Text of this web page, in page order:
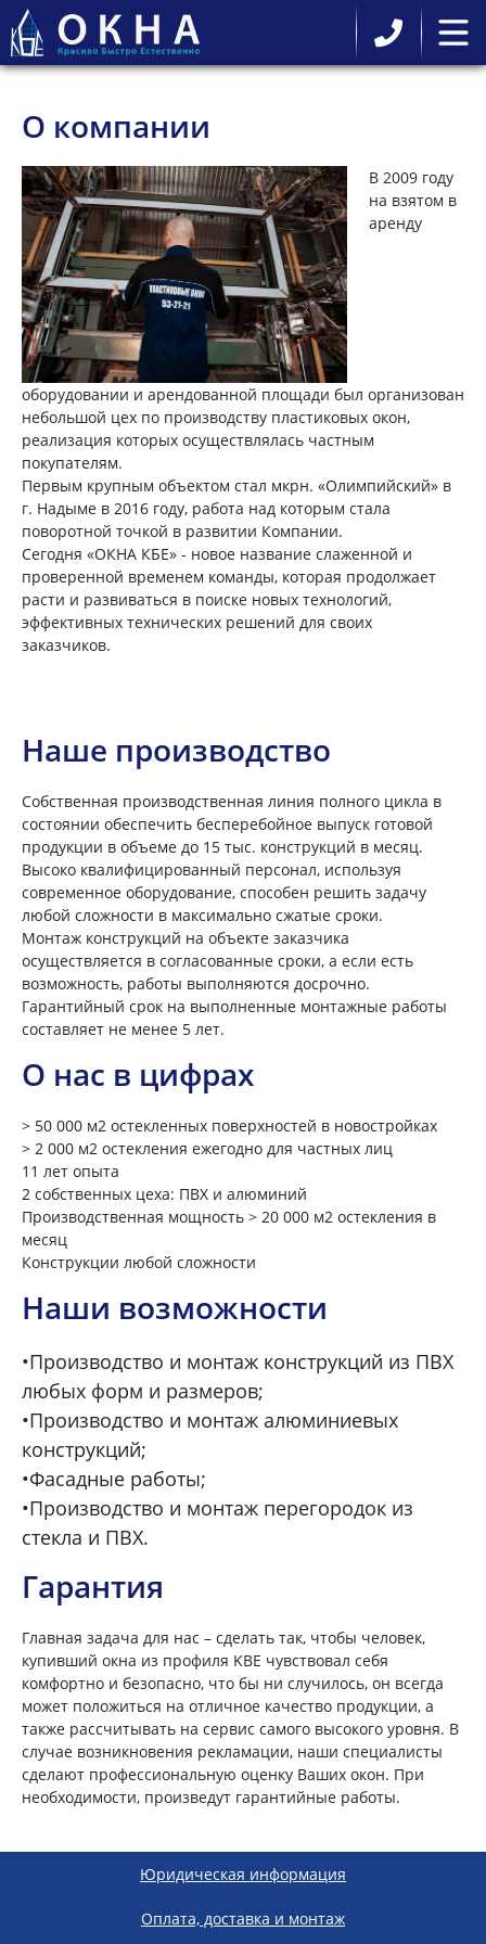
О компании
В 2009 году
на взятом в
аренду
оборудовании и арендованной площади был организован
небольшой цех по производству пластиковых окон,
реализация которых осуществлялась частным
покупателям.
Первым крупным объектом стал мкрн. «Олимпийский» в
г. Надыме в 2016 году, работа над которым стала
поворотной точкой в развитии Компании.
Сегодня «ОКНА КБЕ» - новое название слаженной и
проверенной временем команды, которая продолжает
расти и развиваться в поиске новых технологий,
эффективных технических решений для своих
заказчиков.
Наше производство
Собственная производственная линия полного цикла в
состоянии обеспечить бесперебойное выпуск готовой
продукции в объеме до 15 тыс. конструкций в месяц.
Высоко квалифицированный персонал, используя
современное оборудование, способен решить задачу
любой сложности в максимально сжатые сроки.
Монтаж конструкций на объекте заказчика
осуществляется в согласованные сроки, а если есть
возможность, работы выполняются досрочно.
Гарантийный срок на выполненные монтажные работы
составляет не менее 5 лет.
О нас в цифрах
> 50 000 м2 остекленных поверхностей в новостройках
> 2 000 м2 остекления ежегодно для частных лиц
11 лет опыта
2 собственных цеха: ПВХ и алюминий
Производственная мощность > 20 000 м2 остекления в
месяц
Конструкции любой сложности
Наши возможности
•Производство и монтаж конструкций из ПВХ
любых форм и размеров;
•Производство и монтаж алюминиевых
конструкций;
•Фасадные работы;
•Производство и монтаж перегородок из
стекла и ПВХ.
Гарантия
Главная задача для нас – сделать так, чтобы человек,
купивший окна из профиля KBE чувствовал себя
комфортно и безопасно, что бы ни случилось, он всегда
может положиться на отличное качество продукции, а
также рассчитывать на сервис самого высокого уровня. В
случае возникновения рекламации, наши специалисты
сделают профессиональную оценку Ваших окон. При
необходимости, произведут гарантийные работы.
Юридическая информация
Оплата, доставка и монтаж